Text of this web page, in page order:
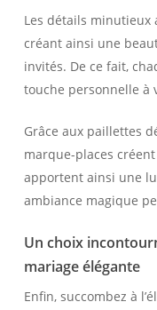
Les détails
créant ainsi une
invités. De ce fait,
touche personnelle à
Grâce aux paillettes
marque-places
apportent ainsi une
ambiance magique
Un choix
mariage élégante
Enfin, succombez à